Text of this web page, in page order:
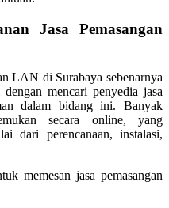
Jasa Pemasangan
LAN di Surabaya sebenarnya
mencari penyedia jasa
dalam bidang ini. Banyak
secara online, yang
dari perencanaan, instalasi,
memesan jasa pemasangan